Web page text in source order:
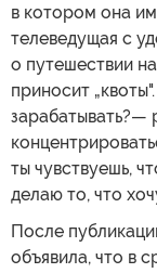
в котором она
телеведущая с
о путешествии
приносит
ты чувствуешь,
делаю то, что
После
объявила, что в